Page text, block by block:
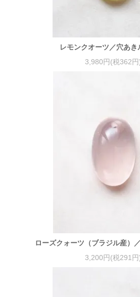
レモンクオーツ／穴あき
3,980円(税362円
ローズクォーツ（ブラジル産）
3,200円(税291円